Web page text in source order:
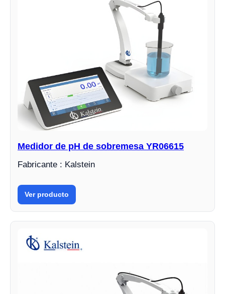
Medidor de pH de sobremesa YR06615
Fabricante : Kalstein
Ver producto